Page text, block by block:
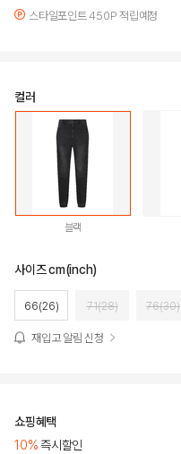
스타일포인트 450P 적립예정
컬러
블랙
사이즈 cm(inch)
66(26) 71(28) 76(30)
재입고 알림 신청
쇼핑혜택
10% 즉시할인